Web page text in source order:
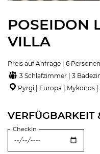
POSEIDON
VILLA
Preis auf Anfrage | 6 Personen
3 Schlafzimmer | 3
Pyrgi | Europa | Mykonos |
VERFÜGBARKEIT
CheckIn